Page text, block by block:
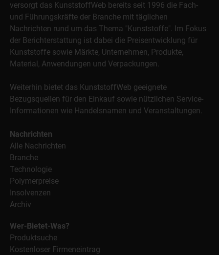
versorgt das KunststoffWeb bereits seit 1996 die Fach-
und Führungskräfte der Branche mit täglichen
Nachrichten rund um das Thema "Kunststoffe". Im Fokus
der Berichterstattung ist dabei die Preisentwicklung für
Kunststoffe sowie Märkte, Unternehmen, Produkte,
Material, Anwendungen und Verpackungen.
Weiterhin bietet das KunststoffWeb geeignete
Bezugsquellen für den Einkauf sowie nützlichen Service-
Informationen wie Handelsnamen und Veranstaltungen.
Nachrichten
Alle Nachrichten
Branche
Technologie
Polymerpreise
Insolvenzen
Archiv
Wer-Bietet-Was?
Produktsuche
Kostenloser Firmeneintrag